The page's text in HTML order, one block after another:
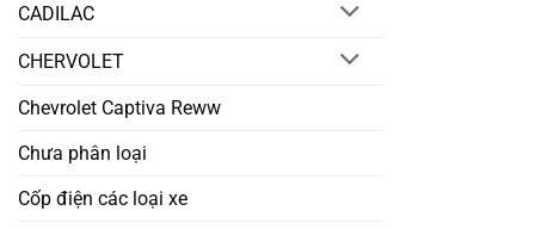
CADILAC
CHERVOLET
Chevrolet Captiva Reww
Chưa phân loại
Cốp điện các loại xe